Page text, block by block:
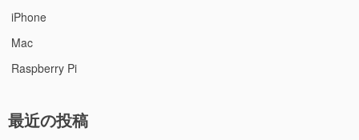
iPhone
Mac
Raspberry Pi
最近の投稿